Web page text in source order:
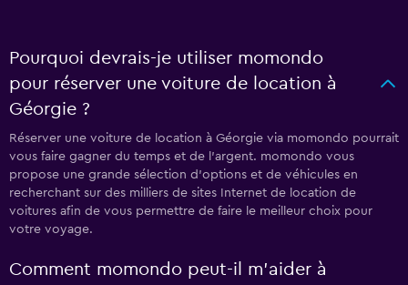
Pourquoi devrais-je utiliser momondo
pour réserver une voiture de location à
Géorgie ?
Réserver une voiture de location à Géorgie via momondo pourrait
vous faire gagner du temps et de l'argent. momondo vous
propose une grande sélection d'options et de véhicules en
recherchant sur des milliers de sites Internet de location de
voitures afin de vous permettre de faire le meilleur choix pour
votre voyage.
Comment momondo peut-il m’aider à